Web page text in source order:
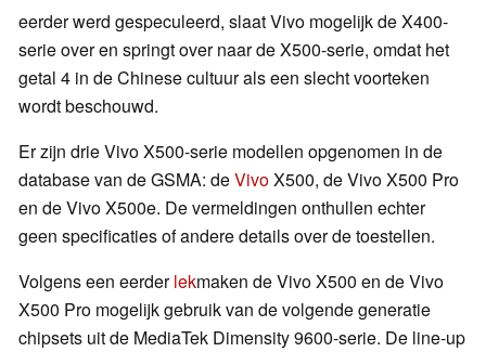
eerder werd gespeculeerd, slaat Vivo mogelijk de X400-
serie over en springt over naar de X500-serie, omdat het
getal 4 in de Chinese cultuur als een slecht voorteken
wordt beschouwd.
Er zijn drie Vivo X500-serie modellen opgenomen in de
database van de GSMA: deVivoX500, de Vivo X500 Pro
en de Vivo X500e. De vermeldingen onthullen echter
geen specificaties of andere details over de toestellen.
Volgens een eerderlekmaken de Vivo X500 en de Vivo
X500 Pro mogelijk gebruik van de volgende generatie
chipsets uit de MediaTek Dimensity 9600-serie. De line-up